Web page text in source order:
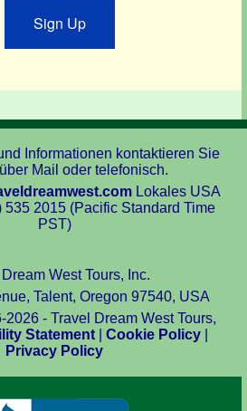
Sign Up
Informationen kontaktieren Sie
Mail oder telefonisch.
Lokales USA
535 2015 (Pacific Standard Time
PST)
West Tours, Inc.
Talent, Oregon 97540, USA
- Travel Dream West Tours,
Statement |Cookie Policy
Privacy Policy